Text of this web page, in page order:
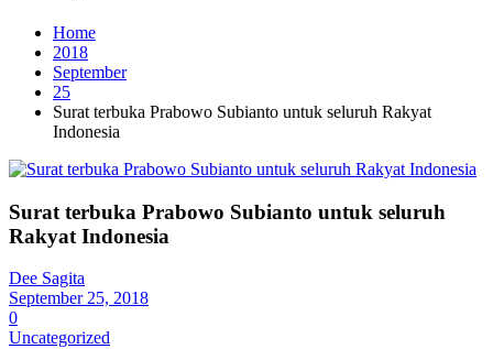
Home
2018
September
25
Surat terbuka Prabowo Subianto untuk seluruh Rakyat
Indonesia
Surat terbuka Prabowo Subianto untuk seluruh
Rakyat Indonesia
Dee Sagita
September 25, 2018
0
Uncategorized